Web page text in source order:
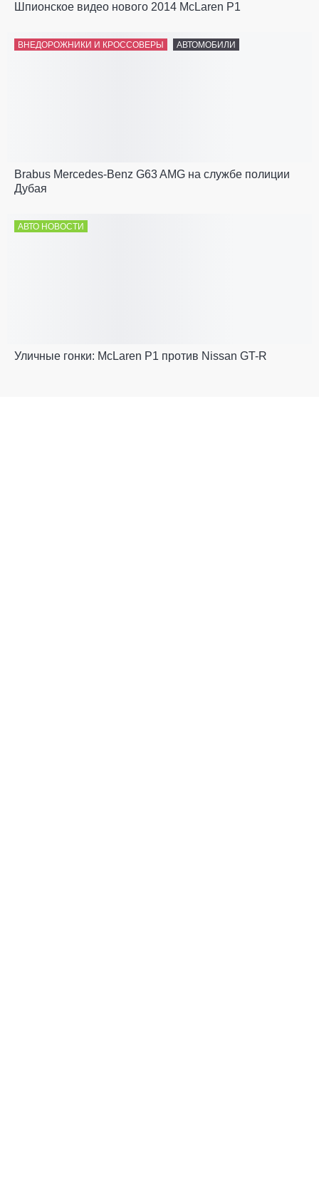
Шпионское видео нового 2014 McLaren P1
ВНЕДОРОЖНИКИ И КРОССОВЕРЫ АВТОМОБИЛИ
Brabus Mercedes-Benz G63 AMG на службе полиции
Дубая
АВТО НОВОСТИ
Уличные гонки: McLaren P1 против Nissan GT-R